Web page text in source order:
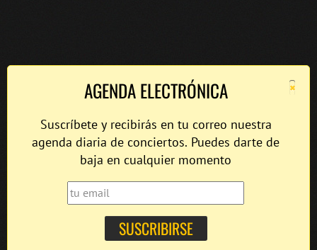
×
AGENDA ELECTRÓNICA
Suscríbete y recibirás en tu correo nuestra
agenda diaria de conciertos. Puedes darte de
baja en cualquier momento